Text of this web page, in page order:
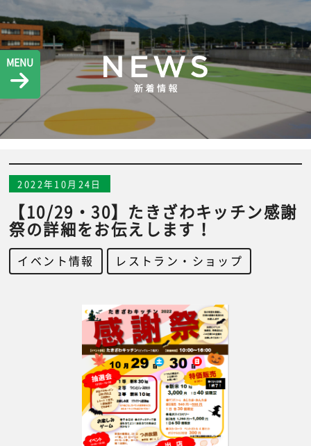
MENU
2022年10月24日
【10/29・30】たきざわキッチン感謝
祭の詳細をお伝えします！
イベント情報 レストラン・ショップ